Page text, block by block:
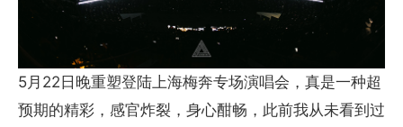
5月22日晚重塑登陆上海梅奔专场演唱会，真是一种超
预期的精彩，感官炸裂，身心酣畅，此前我从未看到过